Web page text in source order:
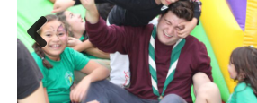
Previous